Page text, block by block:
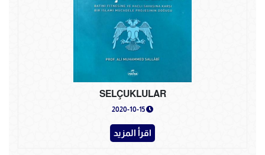
SELÇUKLULAR
اقرأ المزيد